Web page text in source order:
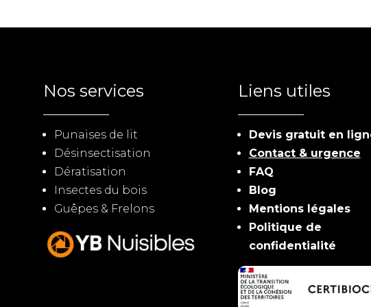
Nos services
Punaises de lit
Désinsectisation
Dératisation
Insectes du bois
Guêpes & Frelons
Liens utiles
Devis gratuit en
Contact & urgence
FAQ
Blog
Mentions légales
Politique de
confidentialité